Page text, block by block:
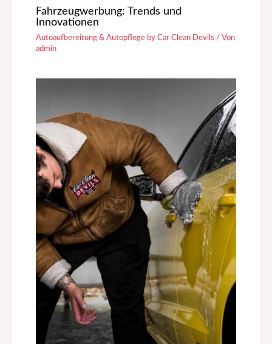
Fahrzeugwerbung: Trends und
Innovationen
Autoaufbereitung & Autopflege by Car Clean Devils / Von
admin